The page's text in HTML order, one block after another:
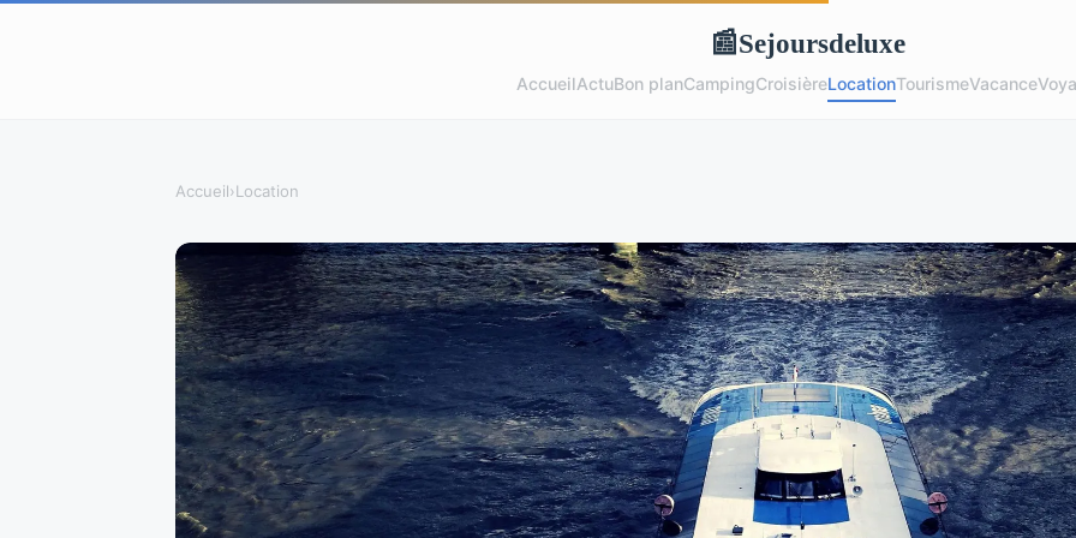
📰Sejoursdeluxe
AccueilActuBon planCampingCroisièreLocationTourismeVacance
Accueil›Location